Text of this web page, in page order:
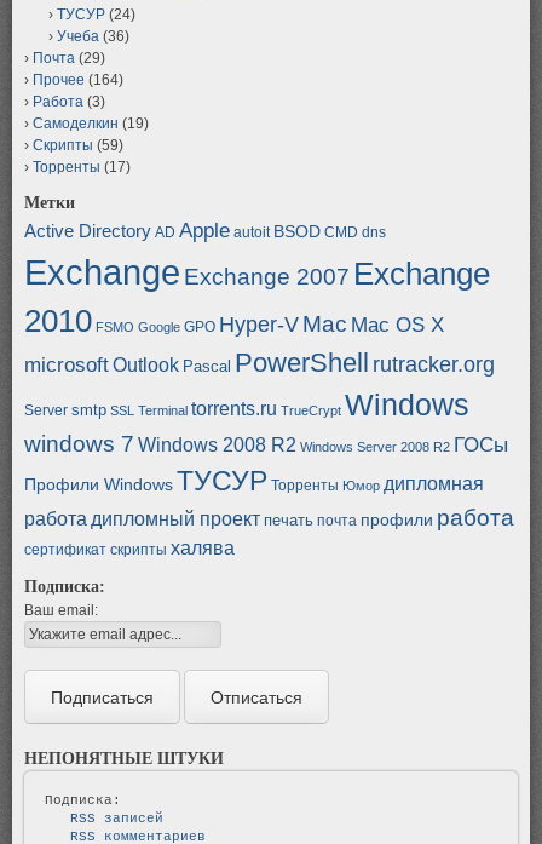
ТУСУР (24)
Учеба (36)
Почта (29)
Прочее (164)
Работа (3)
Самоделкин (19)
Скрипты (59)
Торренты (17)
Метки
Active Directory AD Apple autoit BSOD CMD dns
Exchange Exchange 2007 Exchange
2010 FSMO Google GPO Hyper-V Mac Mac OS X
microsoftOutlook Pascal PowerShell rutracker.org
Server smtp SSL Terminal torrents.ru TrueCrypt Windows
windows 7 Windows 2008 R2 Windows Server 2008 R2 ГОСы
Профили WindowsТУСУР Торренты Юмор дипломная
работа дипломный проект печать почта профили работа
сертификат скрипты халява
Подписка:
Ваш email:
НЕПОНЯТНЫЕ ШТУКИ
   RSS записей
   RSS комментариев